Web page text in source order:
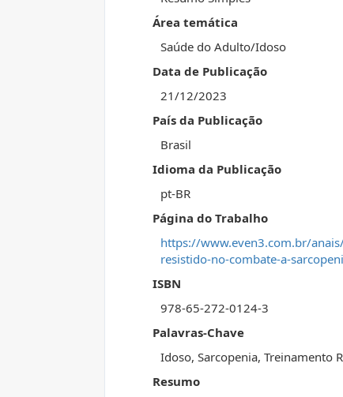
Área temática
Saúde do Adulto/Idoso
Data de Publicação
21/12/2023
País da Publicação
Brasil
Idioma da Publicação
pt-BR
Página do Trabalho
https://www.even3.com.br/
resistido-no-combate-a-
ISBN
978-65-272-0124-3
Palavras-Chave
Idoso, Sarcopenia, Treinamento
Resumo